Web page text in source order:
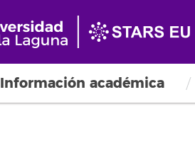
Información académica